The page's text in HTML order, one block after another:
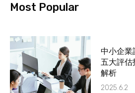
Most Popular
中小企業
五大評估
解析
2025.6.2